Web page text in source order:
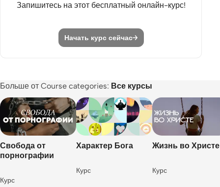
Постоянное давление
Вопрос 3.1
Вопрос 3.2
Дорога к прощению
Иисус и мы
Как принять прощение?
Запишитесь на этот бесплатный онлайн-курс!
Начать курс сейчас
Больше от Course categories: Все курсы
Свобода от
порнографии
Курс
Характер Бога
Курс
Жизнь во Христе
Курс